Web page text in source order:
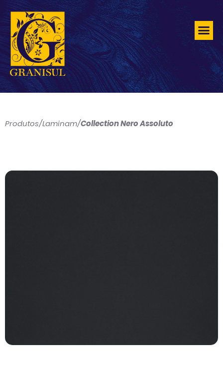
Produtos/Laminam/Collection Nero Assoluto